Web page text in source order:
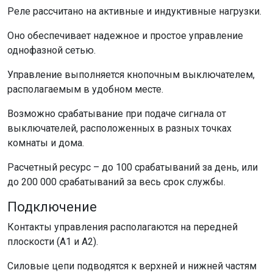
Реле рассчитано на активные и индуктивные нагрузки.
Оно обеспечивает надежное и простое управление
однофазной сетью.
Управление выполняется кнопочным выключателем,
располагаемым в удобном месте.
Возможно срабатывание при подаче сигнала от
выключателей, расположенных в разных точках
комнаты и дома.
Расчетный ресурс – до 100 срабатываний за день, или
до 200 000 срабатываний за весь срок службы.
Подключение
Контакты управления располагаются на передней
плоскости (А1 и А2).
Силовые цепи подводятся к верхней и нижней частям